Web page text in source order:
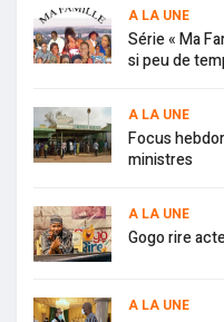
A LA UNE
Série « Ma
si peu de
A LA UNE
Focus
ministres
A LA UNE
Gogo rire
A LA UNE